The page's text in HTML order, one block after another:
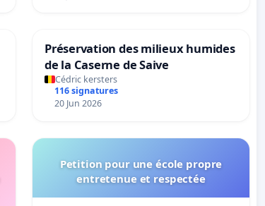
Préservation des milieux humides
de la Caserne de Saive
Cédric kersters
116 signatures
20 Jun 2026
Petition pour une école propre
entretenue et respectée